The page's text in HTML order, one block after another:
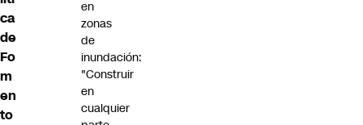
ca
de
Fo
m
en
to
en
zonas
de
inundación:
"Construir
en
cualquier